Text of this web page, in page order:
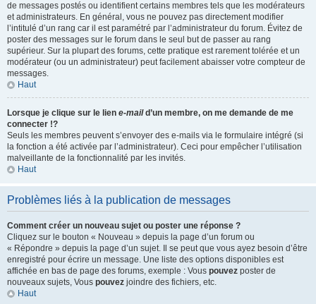
de messages postés ou identifient certains membres tels que les modérateurs
et administrateurs. En général, vous ne pouvez pas directement modifier
l’intitulé d’un rang car il est paramétré par l’administrateur du forum. Évitez de
poster des messages sur le forum dans le seul but de passer au rang
supérieur. Sur la plupart des forums, cette pratique est rarement tolérée et un
modérateur (ou un administrateur) peut facilement abaisser votre compteur de
messages.
Haut
Lorsque je clique sur le lien e-maild’un membre, on me demande de me
connecter !?
Seuls les membres peuvent s’envoyer des e-mails via le formulaire intégré (si
la fonction a été activée par l’administrateur). Ceci pour empêcher l’utilisation
malveillante de la fonctionnalité par les invités.
Haut
Problèmes liés à la publication de messages
Comment créer un nouveau sujet ou poster une réponse ?
Cliquez sur le bouton « Nouveau » depuis la page d’un forum ou
« Répondre » depuis la page d’un sujet. Il se peut que vous ayez besoin d’être
enregistré pour écrire un message. Une liste des options disponibles est
affichée en bas de page des forums, exemple : Vous pouvez poster de
nouveaux sujets, Vous pouvez joindre des fichiers, etc.
Haut